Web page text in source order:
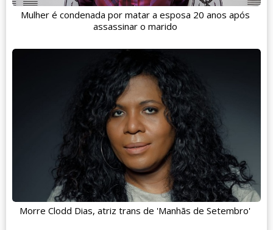
Mulher é condenada por matar a esposa 20 anos após
assassinar o marido
Morre Clodd Dias, atriz trans de 'Manhãs de Setembro'